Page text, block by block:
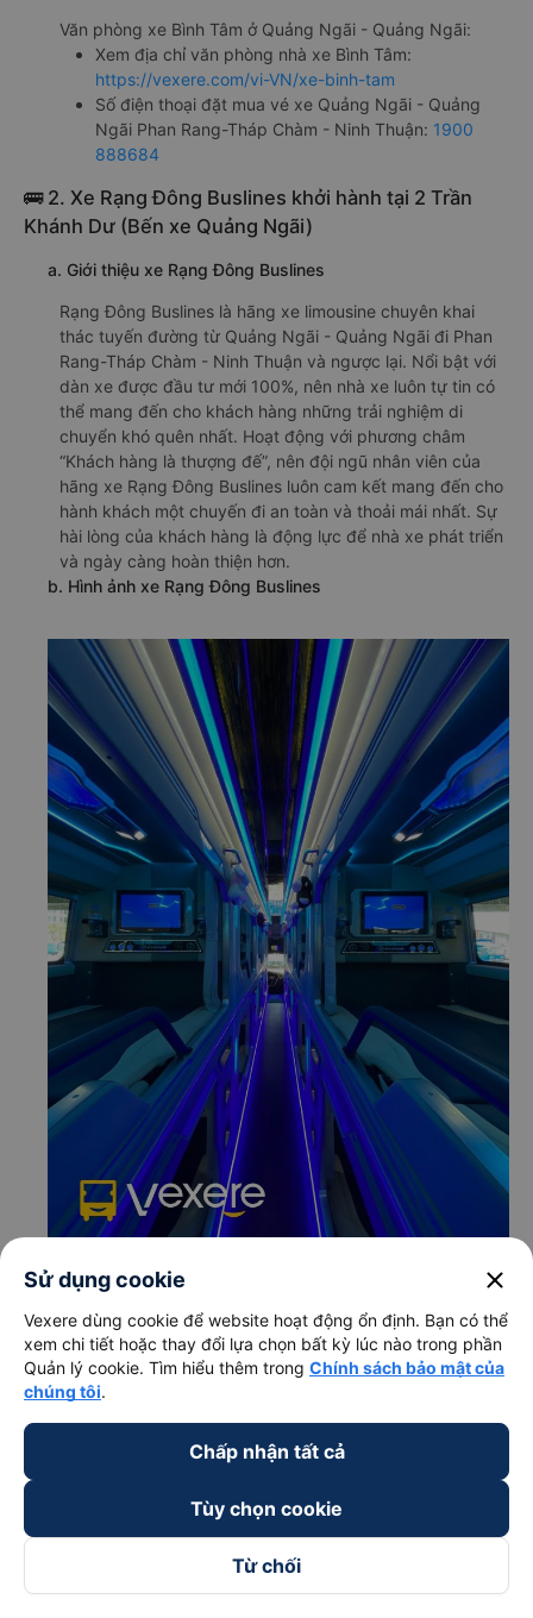
Văn phòng xe Bình Tâm ở Quảng Ngãi - Quảng Ngãi:
Xem địa chỉ văn phòng nhà xe Bình Tâm:
https://vexere.com/vi-VN/xe-binh-tam
Số điện thoại đặt mua vé xe Quảng Ngãi - Quảng
Ngãi Phan Rang-Tháp Chàm - Ninh Thuận: 1900
888684
🚌 2. Xe Rạng Đông Buslines khởi hành tại 2 Trần
Khánh Dư (Bến xe Quảng Ngãi)
a. Giới thiệu xe Rạng Đông Buslines
Rạng Đông Buslines là hãng xe limousine chuyên khai
thác tuyến đường từ Quảng Ngãi - Quảng Ngãi đi Phan
Rang-Tháp Chàm - Ninh Thuận và ngược lại. Nổi bật với
dàn xe được đầu tư mới 100%, nên nhà xe luôn tự tin có
thể mang đến cho khách hàng những trải nghiệm di
chuyển khó quên nhất. Hoạt động với phương châm
“Khách hàng là thượng đế”, nên đội ngũ nhân viên của
hãng xe Rạng Đông Buslines luôn cam kết mang đến cho
hành khách một chuyến đi an toàn và thoải mái nhất. Sự
hài lòng của khách hàng là động lực để nhà xe phát triển
và ngày càng hoàn thiện hơn.
b. Hình ảnh xe Rạng Đông Buslines
c. Lộ trình, giờ khởi hành và giờ kết thúc của xe khách
Rạng Đông Buslines
Giờ xuất phát ở Quảng Ngãi - Quảng Ngãi: 15:00,
18:00
Giờ đến nơi ở Phan Rang-Tháp Chàm - Ninh Thuận:
Thời gian chạy từ Quảng Ngãi - Quảng Ngãi đi Phan
Đông Buslineskhoảng: 9.1 giờ
Bến xe Quảng Ngãi
Sử dụng cookie close
Vexere dùng cookie để website hoạt động ổn định. Bạn có thể
xem chi tiết hoặc thay đổi lựa chọn bất kỳ lúc nào trong phần
Quản lý cookie. Tìm hiểu thêm trong Chính sách bảo mật của
chúng tôi.
Chấp nhận tất cả
Tùy chọn cookie
Từ chối